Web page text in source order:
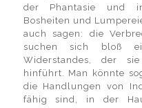
der Phantasie und
Bosheiten und
auch sagen: die
suchen sich bloß
Widerstandes, der
hinführt. Man könnte
die Handlungen von
fähig sind, in der